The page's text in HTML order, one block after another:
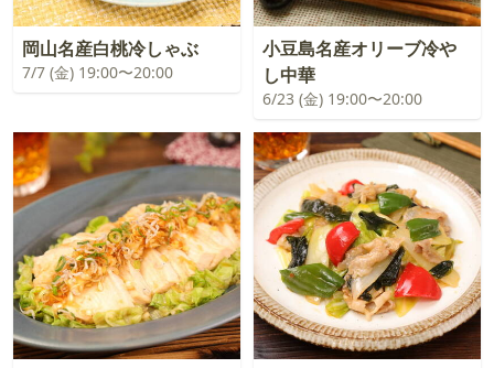
岡山名産白桃冷しゃぶ
7/7 (金) 19:00〜20:00
小豆島名産オリーブ冷や
し中華
6/23 (金) 19:00〜20:00